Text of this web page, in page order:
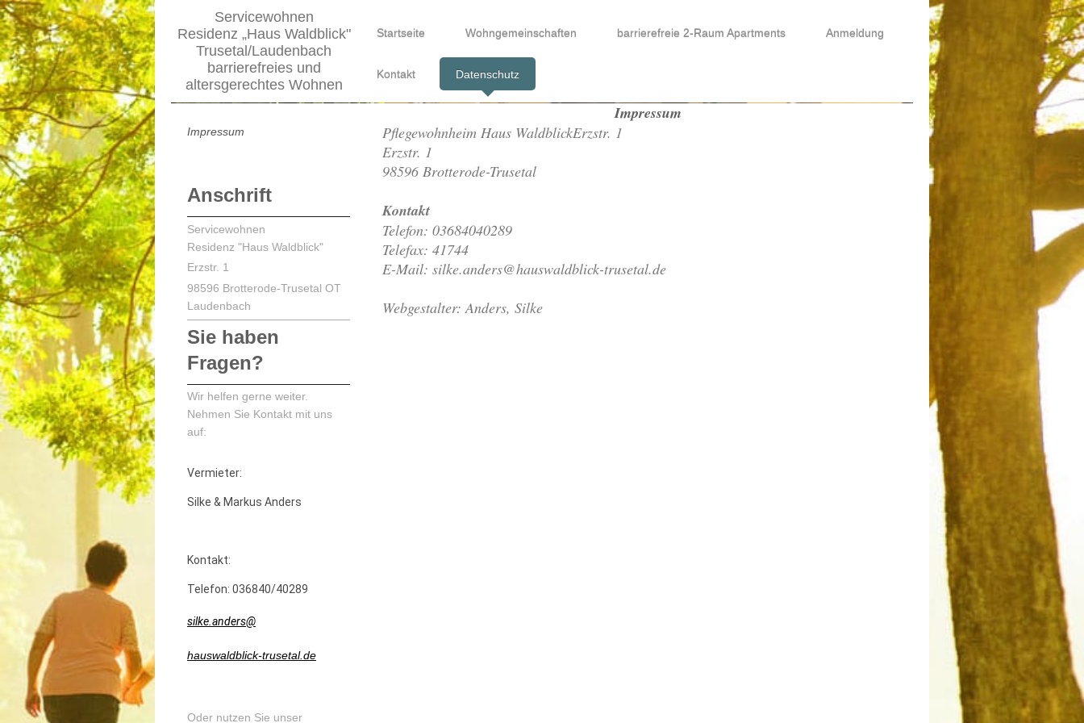
Servicewohnen
Residenz „Haus Waldblick"
Trusetal/Laudenbach
barrierefreies und
altersgerechtes Wohnen
Startseite Wohngemeinschaften barrierefreie 2-Raum Apartments Anmeldung
Kontakt Datenschutz
Impressum
Pflegewohnheim Haus WaldblickErzstr. 1
Erzstr. 1
98596 Brotterode-Trusetal
Kontakt
Telefon: 03684040289
Telefax: 41744
E-Mail: silke.anders@hauswaldblick-trusetal.de
Webgestalter: Anders, Silke
Impressum
Anschrift
Servicewohnen
Residenz "Haus Waldblick"
Erzstr. 1
98596 Brotterode-Trusetal OT
Laudenbach
Sie haben
Fragen?
Wir helfen gerne weiter.
Nehmen Sie Kontakt mit uns
auf:
Vermieter:
Silke & Markus Anders
Kontakt:
Telefon: 036840/40289
silke.anders@
hauswaldblick-trusetal.de
Oder nutzen Sie unser